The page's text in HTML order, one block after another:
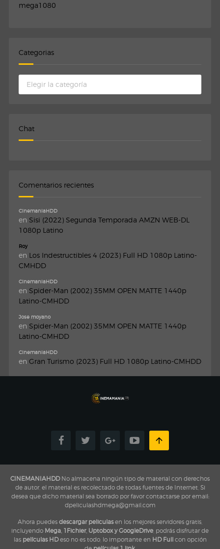
mega1080
Categorias
Categorias
Chat
Comentarios recientes
CinemaniaHDD
en Sisi (2022) Segunda Temporada AMZN WEB-DL
1080p Latino
Roy
en Los Indestructibles 4 (2023) Full HD 1080p Latino-
CMHDD
CinemaniaHDD
en Spider-Man (2002) 35MM OPEN MATTE 1440p
Latino-CMHDD
Jose moyano
en Spider-Man (2002) 35MM OPEN MATTE 1440p
Latino-CMHDD
CinemaniaHDD
en Gran Turismo (2023) Full HD 1080p Latino-CMHDD
CINEMANIAHDDNo almacena ningún tipo de material con derechos
de autor, el material es recolectado de todas fuentes de Internet, Si
desea que dicho material sea borrado por favor contactarse por email:
dpeliculashdmega@gmail.com
Ahora puedes descargar peliculasen los mejores servidores gratis,
incluyendo Mega, 1Fichier, Uptobox y GoogleDrive , podrás disfrutar de
las películas HDeso no es todo, lo importante en HD Fullcon opción